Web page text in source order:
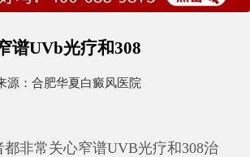
谱UVb光疗和308
源： 合肥华夏白癜风医院
非常关心窄谱UVB光疗和308治